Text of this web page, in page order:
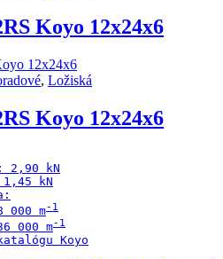
Koyo 12x24x6
, Ložiská
Koyo 12x24x6
2,90 kN
kN
000 m
000 m
Koyo